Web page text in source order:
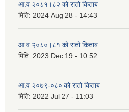
आ.व २०८१।८२ को रातो किताब
मिति: 2024 Aug 28 - 14:43
आ.व २०८०।८१ को रातो किताब
मिति: 2023 Dec 19 - 10:52
आ.व २०७९-०८० को रातो किताब
मिति: 2022 Jul 27 - 11:03